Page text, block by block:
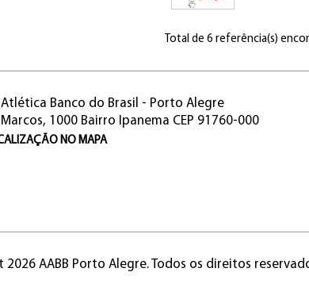
Total de 6 referência(s)
Banco do Brasil - Porto Alegre
1000 Bairro Ipanema CEP 91760-000
NO MAPA
AABB Porto Alegre. Todos os direitos